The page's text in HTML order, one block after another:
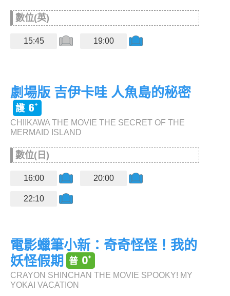
數位(英)
15:45 19:00
劇場版 吉伊卡哇 人魚島的秘密
CHIIKAWA THE MOVIE THE SECRET OF THE
MERMAID ISLAND
數位(日)
16:00 20:00
22:10
電影蠟筆小新：奇奇怪怪！我的
妖怪假期
CRAYON SHINCHAN THE MOVIE SPOOKY! MY
YOKAI VACATION